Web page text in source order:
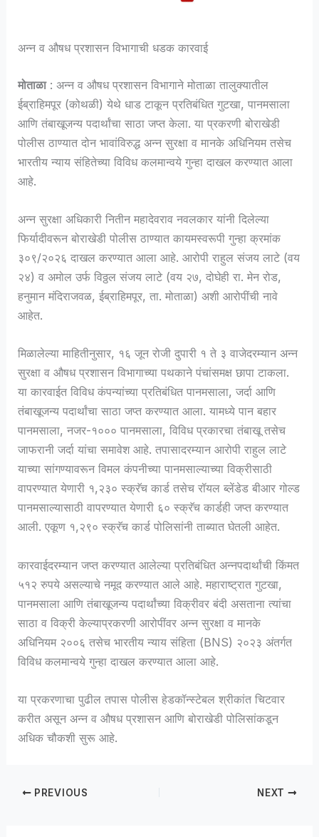
अन्न व औषध प्रशासन विभागाची धडक कारवाई
मोताळा: अन्न व औषध प्रशासन विभागाने मोताळा तालुक्यातील
ईब्राहिमपूर (कोथळी) येथे धाड टाकून प्रतिबंधित गुटखा, पानमसाला
आणि तंबाखूजन्य पदार्थांचा साठा जप्त केला. या प्रकरणी बोराखेडी
पोलीस ठाण्यात दोन भावांविरुद्ध अन्न सुरक्षा व मानके अधिनियम तसेच
भारतीय न्याय संहितेच्या विविध कलमान्वये गुन्हा दाखल करण्यात आला
आहे.
अन्न सुरक्षा अधिकारी नितीन महादेवराव नवलकार यांनी दिलेल्या
फिर्यादीवरून बोराखेडी पोलीस ठाण्यात कायमस्वरूपी गुन्हा क्रमांक
३०९/२०२६ दाखल करण्यात आला आहे. आरोपी राहुल संजय लाटे (वय
२४) व अमोल उर्फ विठ्ठल संजय लाटे (वय २७, दोघेही रा. मेन रोड,
हनुमान मंदिराजवळ, ईब्राहिमपूर, ता. मोताळा) अशी आरोपींची नावे
आहेत.
मिळालेल्या माहितीनुसार, १६ जून रोजी दुपारी १ ते ३ वाजेदरम्यान अन्न
सुरक्षा व औषध प्रशासन विभागाच्या पथकाने पंचांसमक्ष छापा टाकला.
या कारवाईत विविध कंपन्यांच्या प्रतिबंधित पानमसाला, जर्दा आणि
तंबाखूजन्य पदार्थांचा साठा जप्त करण्यात आला. यामध्ये पान बहार
पानमसाला, नजर-१००० पानमसाला, विविध प्रकारचा तंबाखू तसेच
जाफरानी जर्दा यांचा समावेश आहे. तपासादरम्यान आरोपी राहुल लाटे
याच्या सांगण्यावरून विमल कंपनीच्या पानमसाल्याच्या विक्रीसाठी
वापरण्यात येणारी १,२३० स्क्रॅच कार्ड तसेच रॉयल ब्लेंडेड बीआर गोल्ड
पानमसाल्यासाठी वापरण्यात येणारी ६० स्क्रॅच कार्डही जप्त करण्यात
आली. एकूण १,२९० स्क्रॅच कार्ड पोलिसांनी ताब्यात घेतली आहेत.
कारवाईदरम्यान जप्त करण्यात आलेल्या प्रतिबंधित अन्नपदार्थांची किंमत
५१२ रुपये असल्याचे नमूद करण्यात आले आहे. महाराष्ट्रात गुटखा,
पानमसाला आणि तंबाखूजन्य पदार्थांच्या विक्रीवर बंदी असताना त्यांचा
साठा व विक्री केल्याप्रकरणी आरोपींवर अन्न सुरक्षा व मानके
अधिनियम २००६ तसेच भारतीय न्याय संहिता (BNS) २०२३ अंतर्गत
विविध कलमान्वये गुन्हा दाखल करण्यात आला आहे.
या प्रकरणाचा पुढील तपास पोलीस हेडकॉन्स्टेबल श्रीकांत चिटवार
करीत असून अन्न व औषध प्रशासन आणि बोराखेडी पोलिसांकडून
अधिक चौकशी सुरू आहे.
PREVIOUS NEXT